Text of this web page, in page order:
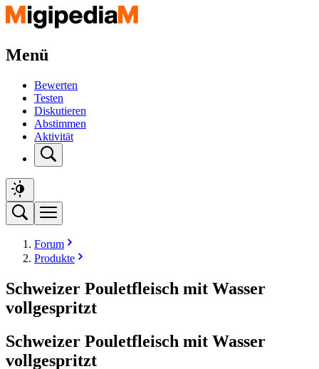
Menü
Bewerten
Testen
Diskutieren
Abstimmen
Aktivität
Forum
Produkte
Schweizer Pouletfleisch mit Wasser
vollgespritzt
Schweizer Pouletfleisch mit Wasser
vollgespritzt